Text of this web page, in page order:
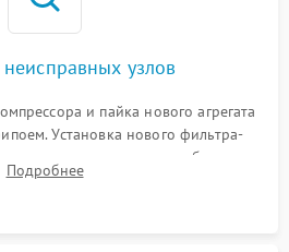
узлов
и пайка нового агрегата
Установка нового фильтра-
вентиляторов обдува,
поврежденных дверных петель.
Подробнее